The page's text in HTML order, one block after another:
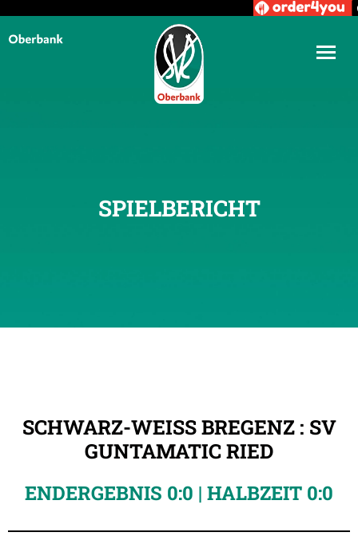
SPIELBERICHT
SCHWARZ-WEISS BREGENZ : SV
GUNTAMATIC RIED
ENDERGEBNIS 0:0 | HALBZEIT 0:0